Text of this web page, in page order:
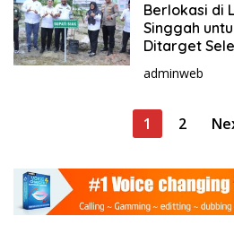
Berlokasi di
Singgah
Ditarget
adminweb
s
s
1 2